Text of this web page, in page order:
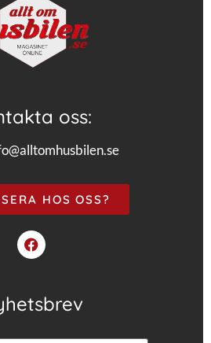
oss:
HOS OSS?